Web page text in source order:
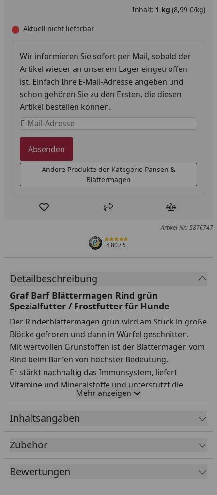
Inhalt: 1 kg (8,99 €/kg)
Aktuell nicht lieferbar
Wir informieren Sie sofort per Mail, sobald der
Artikel wieder an unserem Lager eingetroffen
ist. Einfach Ihre E-Mail-Adresse angeben und
schon gehören Sie zu den Ersten, die diesen
Artikel bestellen können.
Keine Eingabe erforderlich
Eingabe erforderlich
Absenden
Andere Produkte der Kategorie Pansen &
Blättermagen
Produkt zur Wunschliste hinzufügen
Teilen Produkt
Artikel-Nr.: 5876747
4,80/ 5
Detailbeschreibung
Graf Barf Blättermagen Rind grün
Spezialfutter / Frostfutter für Hunde
Der Rinderblättermagen grün wird am Stück in große
Blöcke gefroren und dann in Würfel geschnitten.
Mit wertvollen Grünstoffen ist der Blättermagen vom
Rind beim Barfen von höchster Bedeutung.
Er stärkt nachhaltig das Immunsystem, liefert
Vitamine und Mineralstoffe und unterstützt die
gesunde Darmflora Ihres Hundes.Versand nur
Mehr anzeigen
Inhaltsangaben
Zubehör
Bewertungen